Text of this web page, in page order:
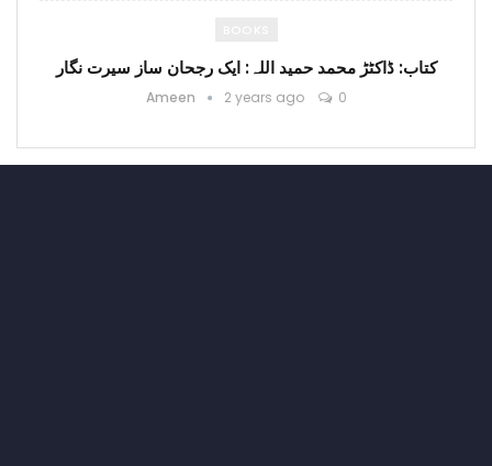
کتاب: ڈاکٹڑ محمد حمید اللہ: ایک رجحان ساز سیرت نگار
Ameen 2 years ago 0